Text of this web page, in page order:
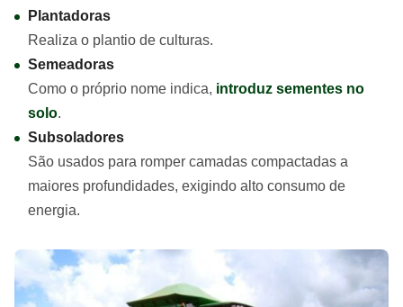
Plantadoras
Realiza o plantio de culturas.
Semeadoras
Como o próprio nome indica, introduz sementes no
solo.
Subsoladores
São usados para romper camadas compactadas a
maiores profundidades, exigindo alto consumo de
energia.